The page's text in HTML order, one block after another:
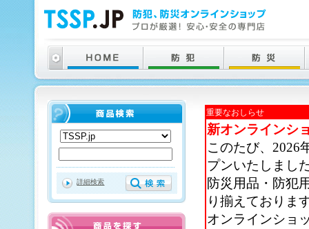
重要なおしらせ
新オンラインシ
このたび、2026
プンいたしまし
防災用品・防犯
り揃えておりま
オンラインショ
詳細検索